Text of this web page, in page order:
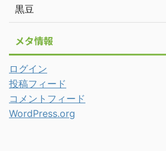
黒豆
メタ情報
ログイン
投稿フィード
コメントフィード
WordPress.org